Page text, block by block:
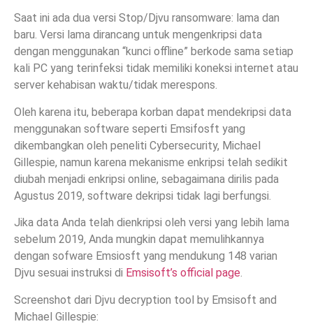
Saat ini ada dua versi Stop/Djvu ransomware: lama dan
baru. Versi lama dirancang untuk mengenkripsi data
dengan menggunakan “kunci offline” berkode sama setiap
kali PC yang terinfeksi tidak memiliki koneksi internet atau
server kehabisan waktu/tidak merespons.
Oleh karena itu, beberapa korban dapat mendekripsi data
menggunakan software seperti Emsifosft yang
dikembangkan oleh peneliti Cybersecurity, Michael
Gillespie, namun karena mekanisme enkripsi telah sedikit
diubah menjadi enkripsi online, sebagaimana dirilis pada
Agustus 2019, software dekripsi tidak lagi berfungsi.
Jika data Anda telah dienkripsi oleh versi yang lebih lama
sebelum 2019, Anda mungkin dapat memulihkannya
dengan sofware Emsiosft yang mendukung 148 varian
Djvu sesuai instruksi di Emsisoft’s official page.
Screenshot dari Djvu decryption tool by Emsisoft and
Michael Gillespie: